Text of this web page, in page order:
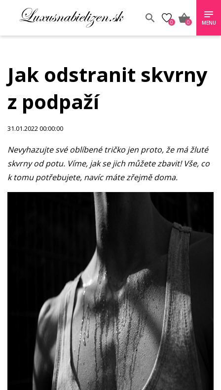
0 0 MENU
Jak odstranit skvrny
z podpaží
31.01.2022 00:00:00
Nevyhazujte své oblíbené tričko jen proto, že má žluté
skvrny od potu. Víme, jak se jich můžete zbavit! Vše, co
k tomu potřebujete, navíc máte zřejmě doma.